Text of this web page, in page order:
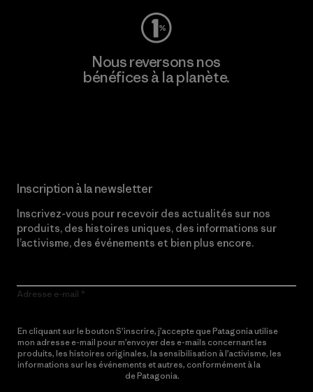
Nous reversons nos
bénéfices à la planète.
Inscription à la newsletter
Inscrivez-vous pour recevoir des actualités sur nos
produits, des histoires uniques, des informations sur
l’activisme, des événements et bien plus encore.
Adresse e-mail
En cliquant sur le bouton S’inscrire, j’accepte que Patagonia utilise
mon adresse e-mail pour m’envoyer des e-mails concernant les
produits, les histoires originales, la sensibilisation à l’activisme, les
informations sur les événements et autres, conformément à la
de Patagonia.